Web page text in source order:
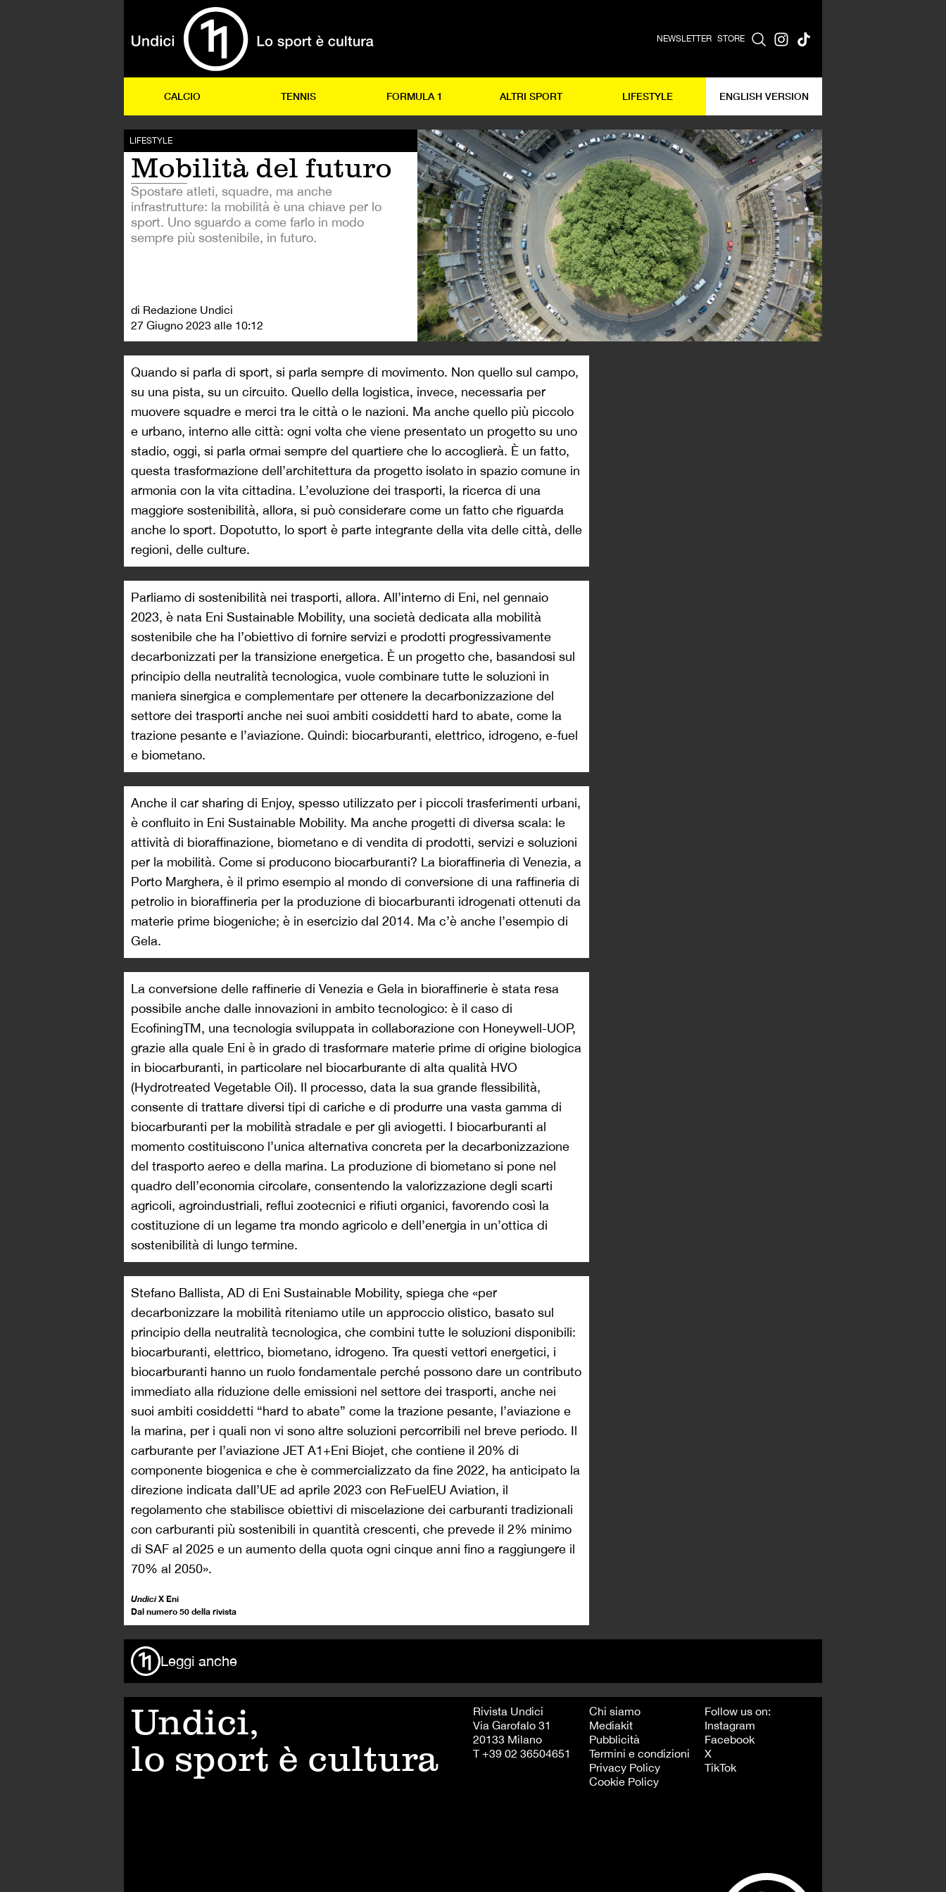
NEWSLETTER STORE
CALCIO TENNIS FORMULA 1 ALTRI SPORT LIFESTYLE ENGLISH VERSION
LIFESTYLE
Mobilità del futuro
Spostare atleti, squadre, ma anche
infrastrutture: la mobilità è una chiave per lo
sport. Uno sguardo a come farlo in modo
sempre più sostenibile, in futuro.
di Redazione Undici
27 Giugno 2023 alle 10:12
Quando si parla di sport, si parla sempre di movimento. Non quello sul campo,
su una pista, su un circuito. Quello della logistica, invece, necessaria per
muovere squadre e merci tra le città o le nazioni. Ma anche quello più piccolo
e urbano, interno alle città: ogni volta che viene presentato un progetto su uno
stadio, oggi, si parla ormai sempre del quartiere che lo accoglierà. È un fatto,
questa trasformazione dell’architettura da progetto isolato in spazio comune in
armonia con la vita cittadina. L’evoluzione dei trasporti, la ricerca di una
maggiore sostenibilità, allora, si può considerare come un fatto che riguarda
anche lo sport. Dopotutto, lo sport è parte integrante della vita delle città, delle
regioni, delle culture.
Parliamo di sostenibilità nei trasporti, allora. All’interno di Eni, nel gennaio
2023, è nata Eni Sustainable Mobility, una società dedicata alla mobilità
sostenibile che ha l’obiettivo di fornire servizi e prodotti progressivamente
decarbonizzati per la transizione energetica. È un progetto che, basandosi sul
principio della neutralità tecnologica, vuole combinare tutte le soluzioni in
maniera sinergica e complementare per ottenere la decarbonizzazione del
settore dei trasporti anche nei suoi ambiti cosiddetti hard to abate, come la
trazione pesante e l’aviazione. Quindi: biocarburanti, elettrico, idrogeno, e-fuel
e biometano.
Anche il car sharing di Enjoy, spesso utilizzato per i piccoli trasferimenti urbani,
è confluito in Eni Sustainable Mobility. Ma anche progetti di diversa scala: le
attività di bioraffinazione, biometano e di vendita di prodotti, servizi e soluzioni
per la mobilità. Come si producono biocarburanti? La bioraffineria di Venezia, a
Porto Marghera, è il primo esempio al mondo di conversione di una raffineria di
petrolio in bioraffineria per la produzione di biocarburanti idrogenati ottenuti da
materie prime biogeniche; è in esercizio dal 2014. Ma c’è anche l’esempio di
Gela.
La conversione delle raffinerie di Venezia e Gela in bioraffinerie è stata resa
possibile anche dalle innovazioni in ambito tecnologico: è il caso di
EcofiningTM, una tecnologia sviluppata in collaborazione con Honeywell-UOP,
grazie alla quale Eni è in grado di trasformare materie prime di origine biologica
in biocarburanti, in particolare nel biocarburante di alta qualità HVO
(Hydrotreated Vegetable Oil). Il processo, data la sua grande flessibilità,
consente di trattare diversi tipi di cariche e di produrre una vasta gamma di
biocarburanti per la mobilità stradale e per gli aviogetti. I biocarburanti al
momento costituiscono l’unica alternativa concreta per la decarbonizzazione
del trasporto aereo e della marina. La produzione di biometano si pone nel
quadro dell’economia circolare, consentendo la valorizzazione degli scarti
agricoli, agroindustriali, reflui zootecnici e rifiuti organici, favorendo così la
costituzione di un legame tra mondo agricolo e dell’energia in un’ottica di
sostenibilità di lungo termine.
Stefano Ballista, AD di Eni Sustainable Mobility, spiega che «per
decarbonizzare la mobilità riteniamo utile un approccio olistico, basato sul
principio della neutralità tecnologica, che combini tutte le soluzioni disponibili:
biocarburanti, elettrico, biometano, idrogeno. Tra questi vettori energetici, i
biocarburanti hanno un ruolo fondamentale perché possono dare un contributo
immediato alla riduzione delle emissioni nel settore dei trasporti, anche nei
suoi ambiti cosiddetti “hard to abate” come la trazione pesante, l’aviazione e
la marina, per i quali non vi sono altre soluzioni percorribili nel breve periodo. Il
carburante per l’aviazione JET A1+Eni Biojet, che contiene il 20% di
componente biogenica e che è commercializzato da fine 2022, ha anticipato la
direzione indicata dall’UE ad aprile 2023 con ReFuelEU Aviation, il
regolamento che stabilisce obiettivi di miscelazione dei carburanti tradizionali
con carburanti più sostenibili in quantità crescenti, che prevede il 2% minimo
di SAF al 2025 e un aumento della quota ogni cinque anni fino a raggiungere il
70% al 2050».
UndiciX Eni
Dal numero 50 della rivista
Leggi anche
Undici,
lo sport è cultura
Rivista Undici
Via Garofalo 31
20133 Milano
T +39 02 36504651
Chi siamo
Mediakit
Pubblicità
Termini e condizioni
Privacy Policy
Cookie Policy
Follow us on:
Instagram
Facebook
X
TikTok